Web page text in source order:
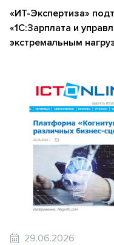
«ИТ-Экспертиза»
«1С:Зарплата и
экстремальным
29.06.2026